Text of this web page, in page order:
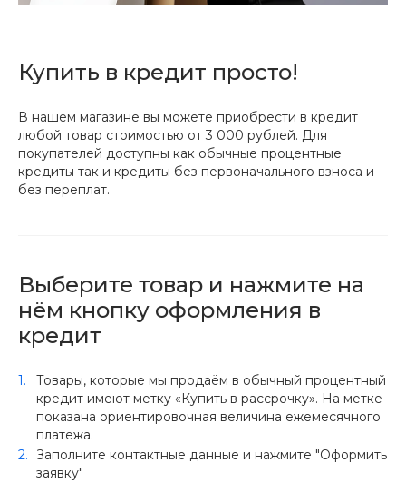
Купить в кредит просто!
В нашем магазине вы можете приобрести в кредит
любой товар стоимостью от 3 000 рублей. Для
покупателей доступны как обычные процентные
кредиты так и кредиты без первоначального взноса и
без переплат.
Выберите товар и нажмите на
нём кнопку оформления в
кредит
Товары, которые мы продаём в обычный процентный
кредит имеют метку «Купить в рассрочку». На метке
показана ориентировочная величина ежемесячного
платежа.
Заполните контактные данные и нажмите "Оформить
заявку"